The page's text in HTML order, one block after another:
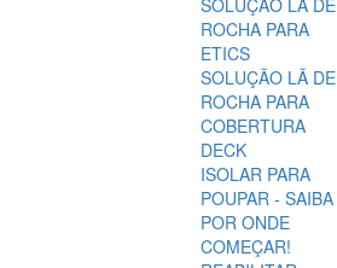
SOLUÇÃO LÃ DE
ROCHA PARA
ETICS
SOLUÇÃO LÃ DE
ROCHA PARA
COBERTURA
DECK
ISOLAR PARA
POUPAR - SAIBA
POR ONDE
COMEÇAR!